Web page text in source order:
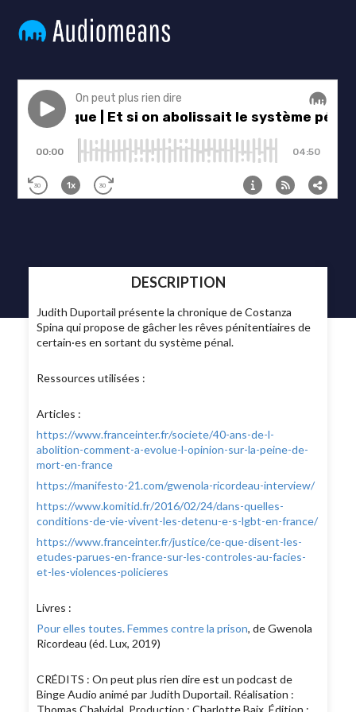
DESCRIPTION
Judith Duportail présente la chronique de Costanza
Spina qui propose de gâcher les rêves pénitentiaires de
certain·es en sortant du système pénal.
Ressources utilisées :
Articles :
https://www.franceinter.fr/societe/40-ans-de-l-
abolition-comment-a-evolue-l-opinion-sur-la-peine-de-
mort-en-france
https://manifesto-21.com/gwenola-ricordeau-interview/
https://www.komitid.fr/2016/02/24/dans-quelles-
conditions-de-vie-vivent-les-detenu-e-s-lgbt-en-france/
https://www.franceinter.fr/justice/ce-que-disent-les-
etudes-parues-en-france-sur-les-controles-au-facies-
et-les-violences-policieres
Livres :
Pour elles toutes. Femmes contre la prison, de Gwenola
Ricordeau (éd. Lux, 2019)
CRÉDITS : On peut plus rien dire est un podcast de
Binge Audio animé par Judith Duportail. Réalisation :